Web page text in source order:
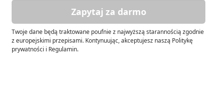
Zapytaj za darmo
Twoje dane będą traktowane poufnie z najwyższą starannością zgodnie
z europejskimi przepisami. Kontynuując, akceptujesz naszą Politykę
prywatności i Regulamin.